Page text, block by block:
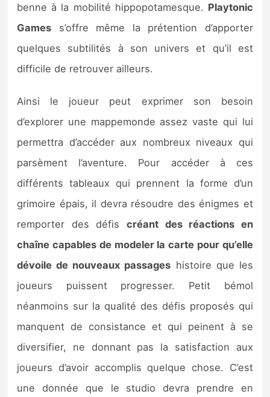
benne à la mobilité hippopotamesque. Playtonic
Games s’offre même la prétention d’apporter
quelques subtilités à son univers et qu’il est
difficile de retrouver ailleurs.
Ainsi le joueur peut exprimer son besoin
d’explorer une mappemonde assez vaste qui lui
permettra d’accéder aux nombreux niveaux qui
parsèment l’aventure. Pour accéder à ces
différents tableaux qui prennent la forme d’un
grimoire épais, il devra résoudre des énigmes et
remporter des défis créant des réactions en
chaîne capables de modeler la carte pour qu’elle
dévoile de nouveaux passages histoire que les
joueurs puissent progresser. Petit bémol
néanmoins sur la qualité des défis proposés qui
manquent de consistance et qui peinent à se
diversifier, ne donnant pas la satisfaction aux
joueurs d’avoir accomplis quelque chose. C’est
une donnée que le studio devra prendre en